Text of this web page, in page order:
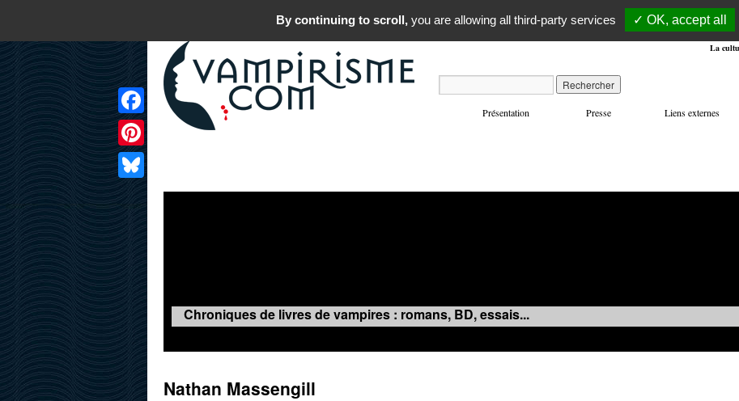
La
Présentation Presse Liens externes
Chroniques de livres de vampires : romans, BD, essais...
Nathan Massengill
Facebook
Pinterest
Bluesky
By continuing to scroll,you are allowing all third-party services ✓ OK, accept all